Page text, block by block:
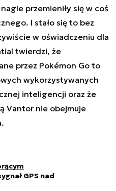
przemieniły się w coś
I stało się to bez
w oświadczeniu dla
twierdzi, że
przez Pokémon Go to
wykorzystywanych
inteligencji oraz że
Vantor nie obejmuje
GPS nad